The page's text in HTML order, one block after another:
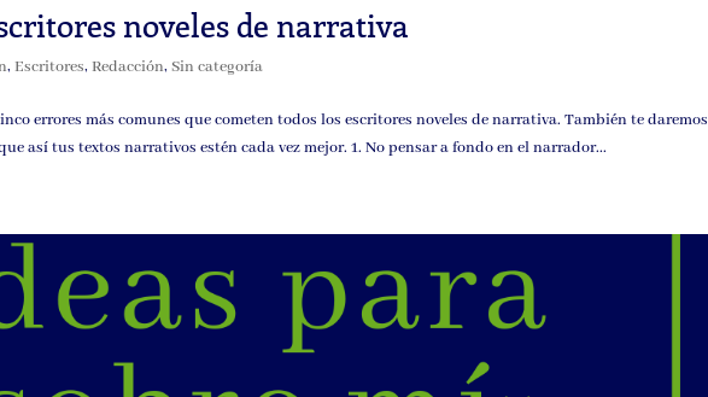
noveles de narrativa
,Escritores,Redacción,Sin categoría
errores más comunes que cometen todos los escritores noveles de narrativa. También te daremos
así tus textos narrativos estén cada vez mejor. 1. No pensar a fondo en el narrador...